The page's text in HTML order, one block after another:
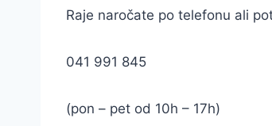
Raje naročate po telefonu ali
041 991 845
(pon – pet od 10h – 17h)